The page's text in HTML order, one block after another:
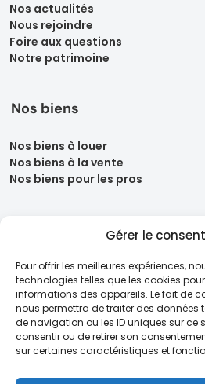
Gérer le
Pour offrir les meilleures expériences,
technologies telles que les cookies
informations des appareils. Le fait de
nous permettra de traiter des données
de navigation ou les ID uniques sur ce
consentir ou de retirer son
sur certaines caractéristiques et
Nos actualités
Nous rejoindre
Foire aux questions
Notre patrimoine
Nos biens
Nos biens à louer
Nos biens à la vente
Nos biens pour les pros
Mentions légalesPolitique